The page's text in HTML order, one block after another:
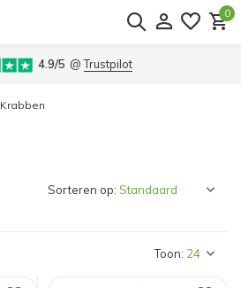
0
4.9/5 @Trustpilot
Krabben
Toon:
Sorteren op: